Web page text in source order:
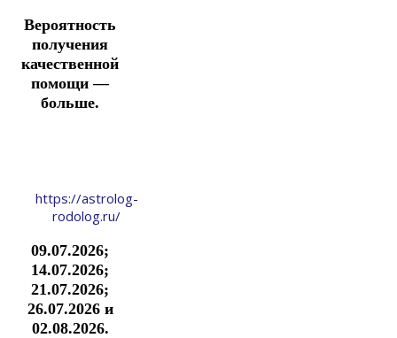
Вероятность
получения
качественной
помощи —
больше.
https://astrolog-
rodolog.ru/
09.07.2026;
14.07.2026;
21.07.2026;
26.07.2026 и
02.08.2026.